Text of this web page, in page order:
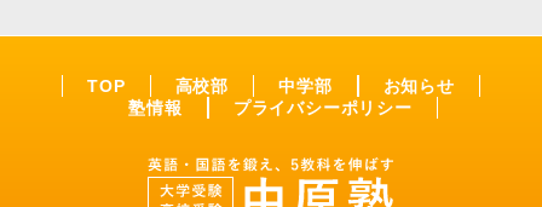
TOP 高校部 中学部
お知らせ
塾情報
プライバシーポリシー